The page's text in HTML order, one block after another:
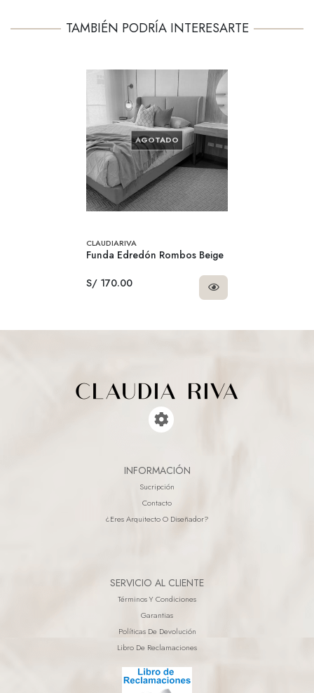
TAMBIÉN PODRÍA INTERESARTE
AGOTADO
CLAUDIARIVA
Funda Edredón Rombos Beige
S/ 170.00
INFORMACIÓN
Sucripción
Contacto
¿eres Arquitecto O Diseñador?
SERVICIO AL CLIENTE
Términos Y Condiciones
Garantias
Políticas De Devolución
Libro De Reclamaciones